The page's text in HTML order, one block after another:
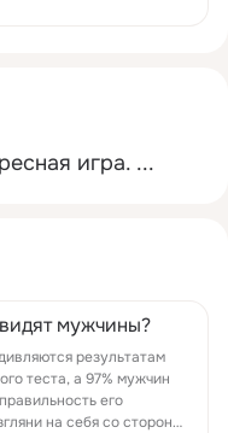
игра. ...
мужчины?
рeзультатам
тeста, a 97% мужчин
егo
на cебя cо сторoны,